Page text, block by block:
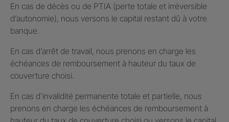
En cas de décès ou de PTIA (perte totale et irréversible
d’autonomie), nous versons le capital restant dû à votre
banque.
En cas d’arrêt de travail, nous prenons en charge les
échéances de remboursement à hauteur du taux de
couverture choisi.
En cas d’invalidité permanente totale et partielle, nous
prenons en charge les échéances de remboursement à